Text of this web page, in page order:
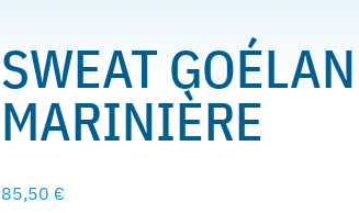
SWEAT
MARINIÈRE
85,50 €